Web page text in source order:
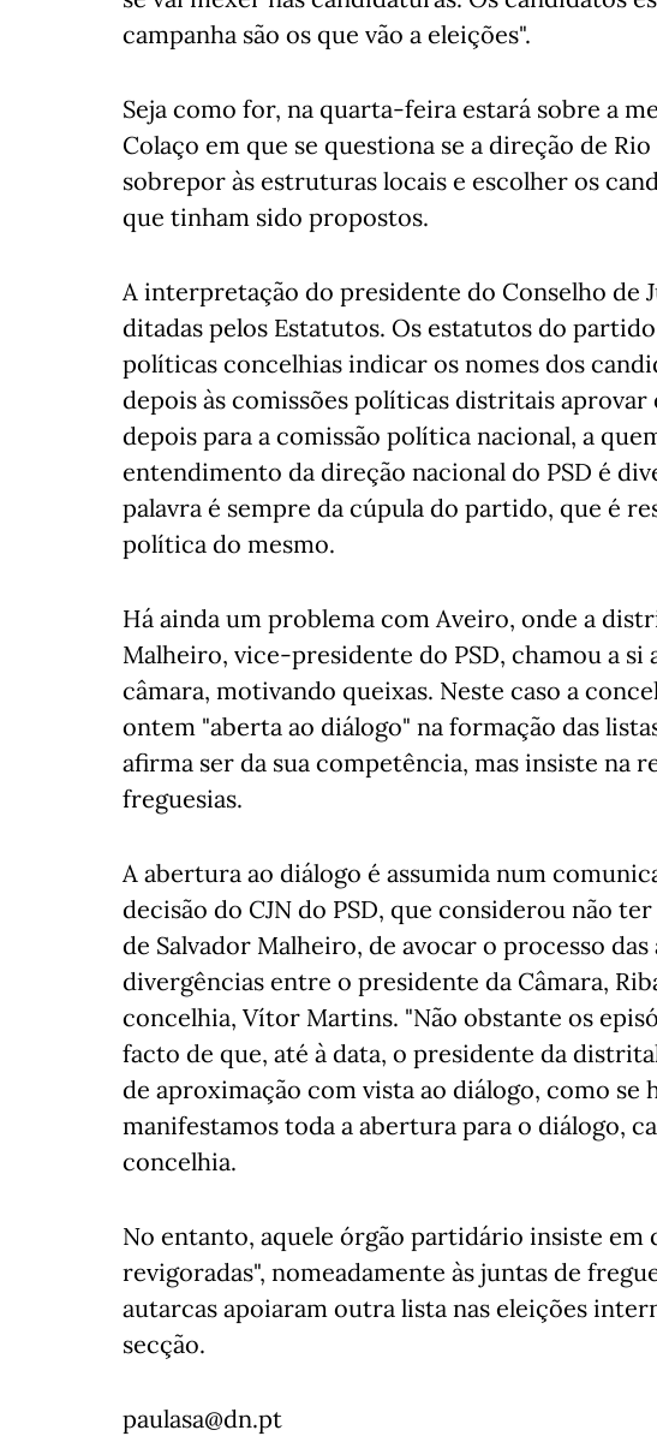
campanha são os que vão a eleições".
Seja como for, na quarta-feira estará sobre a
Colaço em que se questiona se a direção de
sobrepor às estruturas locais e escolher os
que tinham sido propostos.
A interpretação do presidente do Conselho de
ditadas pelos Estatutos. Os estatutos do
políticas concelhias indicar os nomes dos
depois às comissões políticas distritais aprovar
depois para a comissão política nacional, a
entendimento da direção nacional do PSD é
palavra é sempre da cúpula do partido, que é
política do mesmo.
Há ainda um problema com Aveiro, onde a
Malheiro, vice-presidente do PSD, chamou a si
câmara, motivando queixas. Neste caso a
ontem "aberta ao diálogo" na formação das
afirma ser da sua competência, mas insiste na
freguesias.
A abertura ao diálogo é assumida num
decisão do CJN do PSD, que considerou não
de Salvador Malheiro, de avocar o processo
divergências entre o presidente da Câmara,
concelhia, Vítor Martins. "Não obstante os
facto de que, até à data, o presidente da
de aproximação com vista ao diálogo, como se
manifestamos toda a abertura para o diálogo,
concelhia.
No entanto, aquele órgão partidário insiste em
revigoradas", nomeadamente às juntas de
autarcas apoiaram outra lista nas eleições
secção.
paulasa@dn.pt